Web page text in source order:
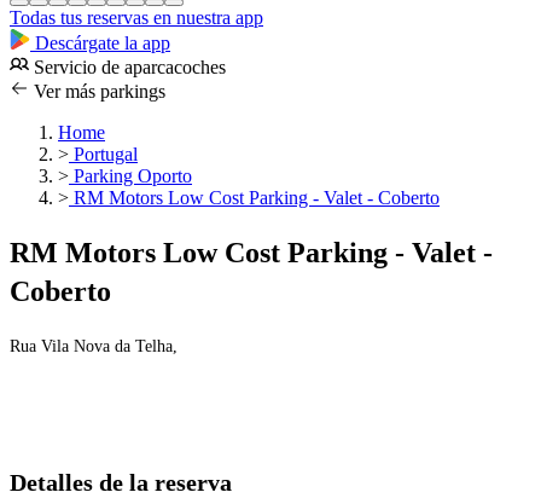
Todas tus reservas en nuestra app
Descárgate la app
Servicio de aparcacoches
Ver más parkings
Home
> Portugal
> Parking Oporto
> RM Motors Low Cost Parking - Valet - Coberto
RM Motors Low Cost Parking - Valet -
Coberto
Rua Vila Nova da Telha,
Detalles de la reserva